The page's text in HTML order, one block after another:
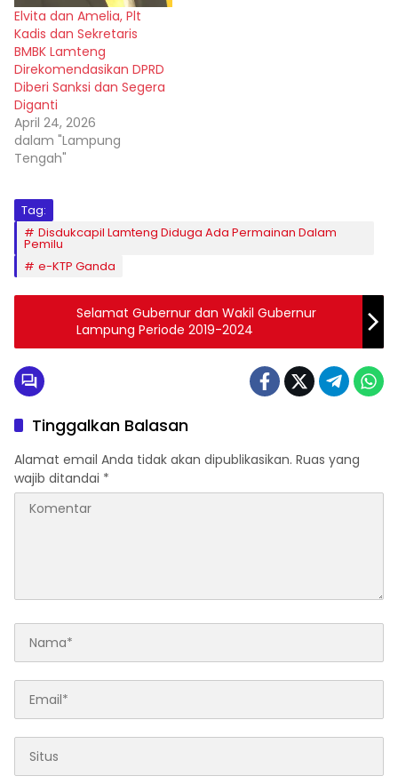
Elvita dan Amelia, Plt
Kadis dan Sekretaris
BMBK Lamteng
Direkomendasikan DPRD
Diberi Sanksi dan Segera
Diganti
April 24, 2026
dalam "Lampung
Tengah"
Tag:
Disdukcapil Lamteng Diduga Ada Permainan Dalam
Pemilu
e-KTP Ganda
Selamat Gubernur dan Wakil Gubernur
Lampung Periode 2019-2024
Tinggalkan Balasan
Alamat email Anda tidak akan dipublikasikan. Ruas yang
wajib ditandai *